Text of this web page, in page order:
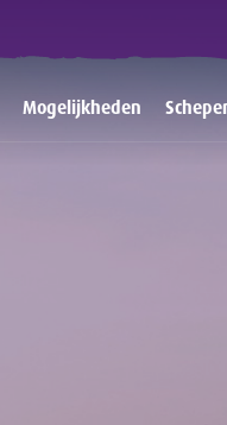
Mogelijkheden